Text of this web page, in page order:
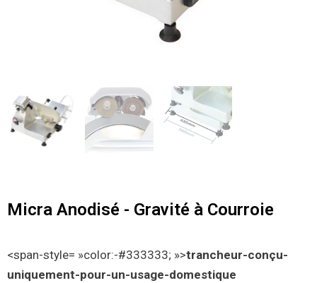
Micra Anodisé - Gravité à Courroie
<span-style= »color:-#333333; »>trancheur-conçu-
uniquement-pour-un-usage-domestique